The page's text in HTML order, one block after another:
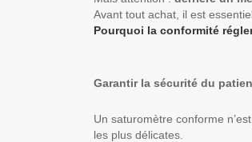
Avant tout achat, il est
Pourquoi la conformité
Garantir la sécurité du
Un saturomètre conforme
les plus délicates.